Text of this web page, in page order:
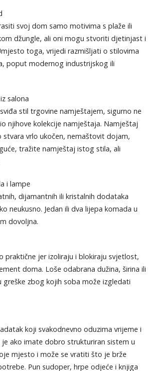
svoj dom samo motivima s plaže ili
džungle, ali oni mogu stvoriti djetinjast i
toga, vrijedi razmišljati o stilovima
poput modernog industrijskog ili
salona
stil trgovine namještajem, sigurno ne
njihove kolekcije namještaja. Namještaj
stvara vrlo ukočen, nemaštovit dojam,
tražite namještaj istog stila, ali
i lampe
dijamantnih ili kristalnih dodataka
neukusno. Jedan ili dva lijepa komada u
dovoljna.
praktične jer izoliraju i blokiraju svjetlost,
doma. Loše odabrana dužina, širina ili
greške zbog kojih soba može izgledati
koji svakodnevno oduzima vrijeme i
je ako imate dobro strukturiran sistem u
mjesto i može se vratiti što je brže
Pun sudoper, hrpe odjeće i knjiga